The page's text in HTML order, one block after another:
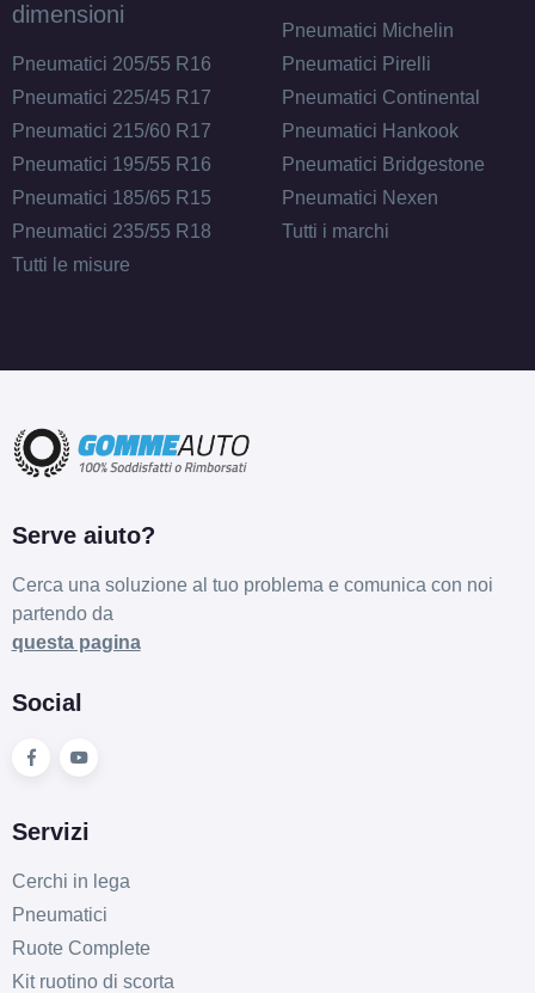
dimensioni
Pneumatici 205/55 R16
Pneumatici 225/45 R17
Pneumatici 215/60 R17
Pneumatici 195/55 R16
Pneumatici 185/65 R15
Pneumatici 235/55 R18
Tutti le misure
Pneumatici Michelin
Pneumatici Pirelli
Pneumatici Continental
Pneumatici Hankook
Pneumatici Bridgestone
Pneumatici Nexen
Tutti i marchi
Serve aiuto?
Cerca una soluzione al tuo problema e comunica con noi
partendo da
questa pagina
Social
Servizi
Cerchi in lega
Pneumatici
Ruote Complete
Kit ruotino di scorta